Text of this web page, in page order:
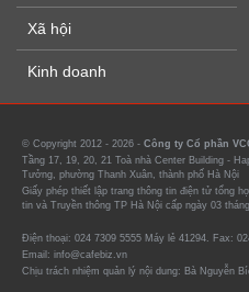
Xã hội
Kinh doanh
© Copyright 2012 - 2026 - Công ty Cổ phần
Tầng 17, 19, 20, 21 Toà nhà Center Building -
Tưởng, phường Thanh Xuân, thành phố Hà Nội
Giấy phép thiết lập trang thông tin điện tử tổng
tin và Truyền thông TP Hà Nội cấp ngày 03
Điện thoại: 024 7309 5555 Máy lẻ 41294. Fax:
Email: info@cafebiz.vn
Chịu trách nhiệm quản lý nội dung: Bà Nguyễn